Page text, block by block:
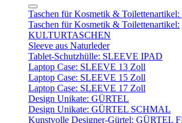
Taschen für Kosmetik &
Taschen für Kosmetik & Toilettenartikel:
KULTURTASCHEN
Sleeve aus Naturleder
Tablet-Schutzhülle: SLEEVE IPAD
Laptop Case: SLEEVE 13 Zoll
Laptop Case: SLEEVE 15 Zoll
Laptop Case: SLEEVE 17 Zoll
Design Unikate: GÜRTEL
Design Unikate: GÜRTEL SCHMAL
Kunstvolle Designer-Gürtel: GÜRTEL